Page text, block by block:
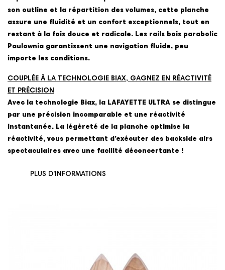
son outline et la répartition des volumes, cette planche
assure une fluidité et un confort exceptionnels, tout en
restant à la fois douce et radicale. Les rails bois parabolic
Paulownia garantissent une navigation fluide, peu
importe les conditions.
COUPLÉE À LA TECHNOLOGIE BIAX, GAGNEZ EN RÉACTIVITÉ
ET PRÉCISION
Avec la technologie Biax, la LAFAYETTE ULTRA se distingue
par une précision incomparable et une réactivité
instantanée. La légèreté de la planche optimise la
réactivité, vous permettant d’exécuter des backside airs
spectaculaires avec une facilité déconcertante !
PLUS D'INFORMATIONS